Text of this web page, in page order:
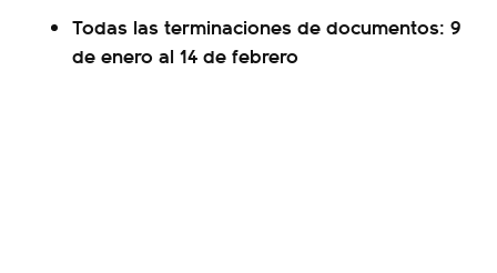
Todas las terminaciones de documentos: 9
de enero al 14 de febrero